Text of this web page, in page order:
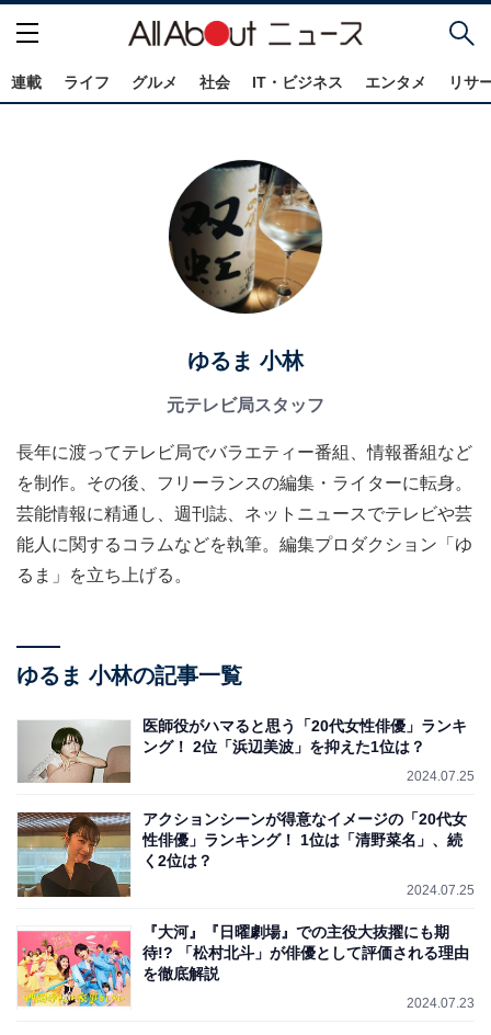
連載 ライフ グルメ 社会 IT・ビジネス エンタメ リサ
ゆるま 小林
元テレビ局スタッフ
長年に渡ってテレビ局でバラエティー番組、情報番組など
を制作。その後、フリーランスの編集・ライターに転身。
芸能情報に精通し、週刊誌、ネットニュースでテレビや芸
能人に関するコラムなどを執筆。編集プロダクション「ゆ
るま」を立ち上げる。
ゆるま 小林の記事一覧
医師役がハマると思う「20代女性俳優」ランキ
ング！ 2位「浜辺美波」を抑えた1位は？
2024.07.25
アクションシーンが得意なイメージの「20代女
性俳優」ランキング！ 1位は「清野菜名」、続
く2位は？
2024.07.25
『大河』『日曜劇場』での主役大抜擢にも期
待!? 「松村北斗」が俳優として評価される理由
を徹底解説
2024.07.23